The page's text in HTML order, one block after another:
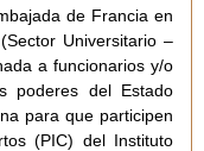
de Francia en
Universitario –
a funcionarios y/o
poderes del Estado
para que participen
(PIC) del Instituto